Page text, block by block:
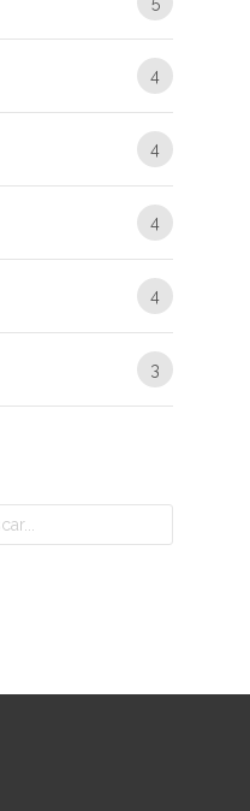
4
4
4
4
3